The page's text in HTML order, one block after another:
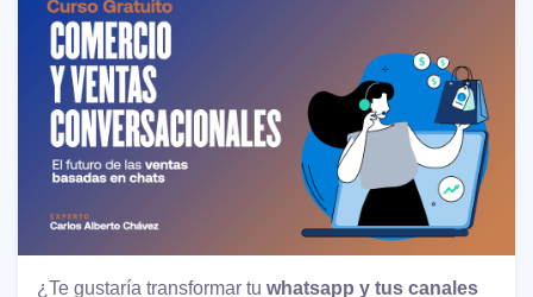
¿Te gustaría transformar tu whatsapp y tus canales